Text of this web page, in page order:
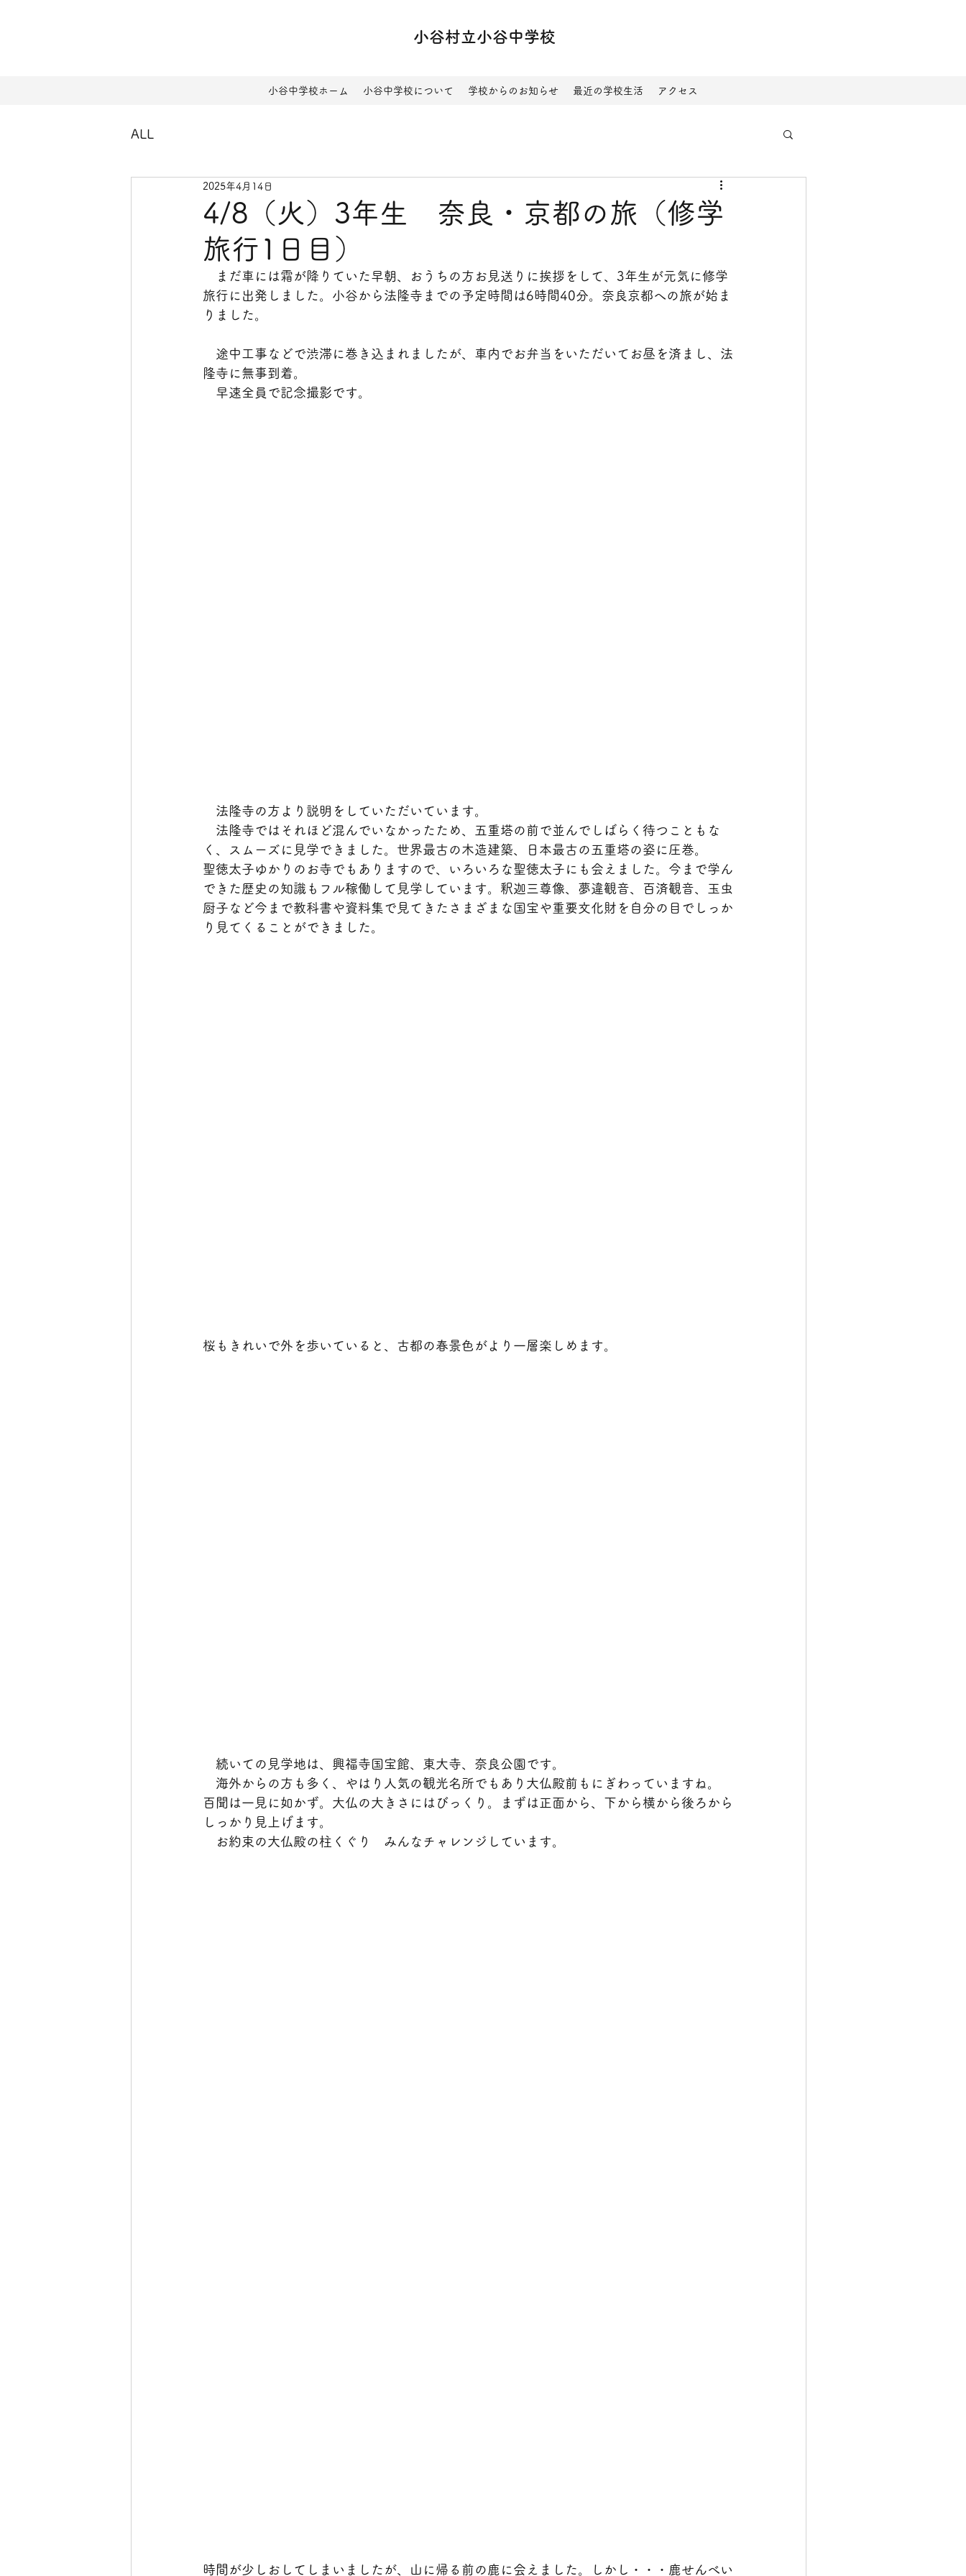
小谷村立小谷中学校
小谷中学校ホーム 小谷中学校について 学校からのお知らせ 最近の学校生活 アクセス
ALL
4/8（火）3年生 奈良・京都の旅（修学
旅行1日目）
2025年4月14日
まだ車には霜が降りていた早朝、おうちの方お見送りに挨拶をして、3年生が元気に修学
旅行に出発しました。小谷から法隆寺までの予定時間は6時間40分。奈良京都への旅が始ま
りました。
途中工事などで渋滞に巻き込まれましたが、車内でお弁当をいただいてお昼を済まし、法
隆寺に無事到着。
早速全員で記念撮影です。
法隆寺の方より説明をしていただいています。
法隆寺ではそれほど混んでいなかったため、五重塔の前で並んでしばらく待つこともな
く、スムーズに見学できました。世界最古の木造建築、日本最古の五重塔の姿に圧巻。
聖徳太子ゆかりのお寺でもありますので、いろいろな聖徳太子にも会えました。今まで学ん
できた歴史の知識もフル稼働して見学しています。釈迦三尊像、夢違観音、百済観音、玉虫
厨子など今まで教科書や資料集で見てきたさまざまな国宝や重要文化財を自分の目でしっか
り見てくることができました。
桜もきれいで外を歩いていると、古都の春景色がより一層楽しめます。
続いての見学地は、興福寺国宝館、東大寺、奈良公園です。
海外からの方も多く、やはり人気の観光名所でもあり大仏殿前もにぎわっていますね。
百聞は一見に如かず。大仏の大きさにはびっくり。まずは正面から、下から横から後ろから
しっかり見上げます。
お約束の大仏殿の柱くぐり　みんなチャレンジしています。
時間が少しおしてしまいましたが、山に帰る前の鹿に会えました。しかし・・・鹿せんべい